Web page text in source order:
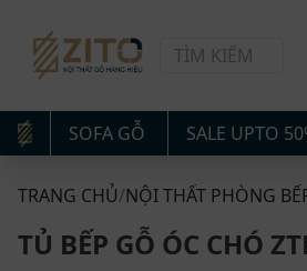
SOFA GỖ SALE UPTO
TRANG CHỦ/NỘI THẤT PHÒNG
TỦ BẾP GỖ ÓC CHÓ